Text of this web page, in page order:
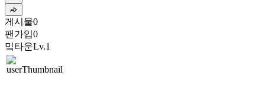
게시물0
팬가입0
밐타운Lv.1